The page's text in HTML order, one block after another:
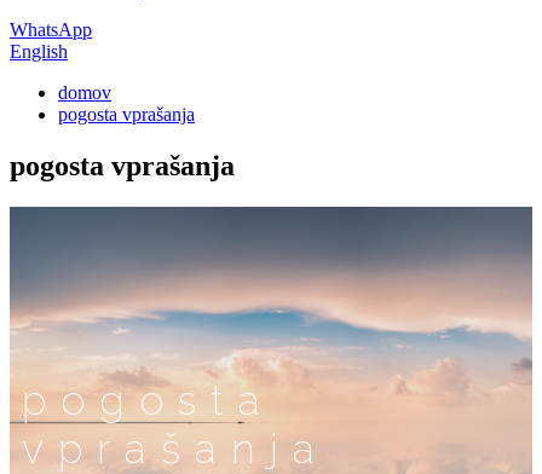
WhatsApp
English
domov
pogosta vprašanja
pogosta vprašanja
pogosta
vprašanja